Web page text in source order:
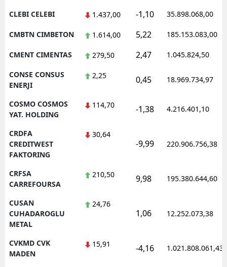
CLEBI CELEBI 1.437,00 -1,10 35.898.068,00
CMBTN CIMBETON 1.614,00 5,22 185.153.083,00
CMENT CIMENTAS 279,50 2,47 1.045.824,50
CONSE CONSUS
ENERJI
2,25 0,45 18.969.734,97
COSMO COSMOS
YAT. HOLDING
114,70 -1,38 4.216.401,10
CRDFA
CREDITWEST
FAKTORING
30,64
-9,99 220.906.756,38
CRFSA
CARREFOURSA
210,50 9,98 195.380.644,60
CUSAN
CUHADAROGLU
METAL
24,76
1,06 12.252.073,38
CVKMD CVK
MADEN
15,91 -4,16 1.021.808.061,43